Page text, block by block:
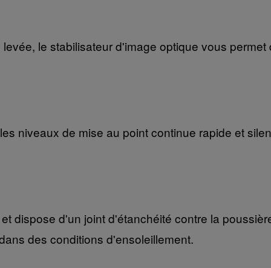
le stabilisateur d'image optique vous
niveaux de mise au point continue rapide et
dispose d'un joint d'étanchéité contre la
des conditions d'ensoleillement.